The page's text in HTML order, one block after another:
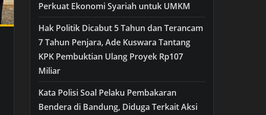
Perkuat Ekonomi Syariah untuk UMKM
Hak Politik Dicabut 5 Tahun dan Terancam
7 Tahun Penjara, Ade Kuswara Tantang
KPK Pembuktian Ulang Proyek Rp107
Miliar
Kata Polisi Soal Pelaku Pembakaran
Bendera di Bandung, Diduga Terkait Aksi